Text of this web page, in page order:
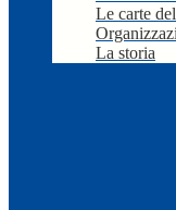
Le carte
La storia